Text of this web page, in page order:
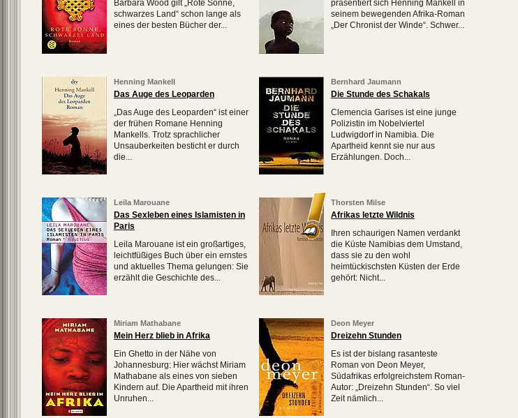
Barbara Wood gilt „Rote Sonne,
schwarzes Land“ schon lange als
eines der besten Bücher der...
präsentiert sich Henning Mankell in
seinem bewegenden Afrika-Roman
„Der Chronist der Winde“. Schwer...
Henning Mankell
Das Auge des Leoparden
„Das Auge des Leoparden“ ist einer
der frühen Romane Henning
Mankells. Trotz sprachlicher
Unsauberkeiten besticht er durch
die...
Bernhard Jaumann
Die Stunde des Schakals
Clemencia Garises ist eine junge
Polizistin im Nobelviertel
Ludwigdorf in Namibia. Die
Apartheid kennt sie nur aus
Erzählungen. Doch...
Leїla Marouane
Das Sexleben eines Islamisten in
Paris
Leila Marouane ist ein großartiges,
leichtfüßiges Buch über ein ernstes
und aktuelles Thema gelungen: Sie
erzählt die Geschichte des...
Thorsten Milse
Afrikas letzte Wildnis
Ihren schaurigen Namen verdankt
die Küste Namibias dem Umstand,
dass sie zu den wohl
heimtückischsten Küsten der Erde
gehört: Nicht...
Miriam Mathabane
Mein Herz blieb in Afrika
Ein Ghetto in der Nähe von
Johannesburg: Hier wächst Miriam
Mathabane als eines von sieben
Kindern auf. Die Apartheid mit ihren
Unruhen...
Deon Meyer
Dreizehn Stunden
Es ist der bislang rasanteste
Roman von Deon Meyer,
Südafrikas erfolgreichstem Roman-
Autor: „Dreizehn Stunden“. So viel
Zeit nämlich...